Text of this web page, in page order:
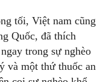
tối, Việt nam cũng
Quốc, đã thích
trong sự nghèo
và một thứ thuốc an